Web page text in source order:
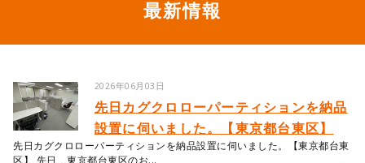
サービス
ご利用案内
お問い合わせ
最新情報
2026年06月03日
先日カグクロローパーティションを納品
設置に伺いました。【東京都台東区】
先日カグクロローパーティションを納品設置に伺いました。【東京都台東
区】 先日、東京都台東区のお...